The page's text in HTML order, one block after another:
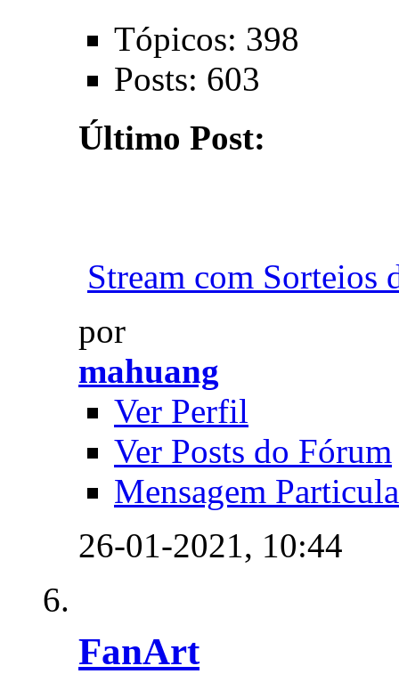
Tópicos: 398
Posts: 603
Último Post:
Stream com Sorteios
por
mahuang
Ver Perfil
Ver Posts do Fórum
Mensagem
26-01-2021, 10:44
FanArt